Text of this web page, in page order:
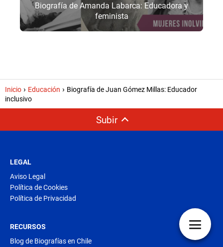
Biografía de Amanda Labarca: Educadora y
feminista
Inicio Educación
Biografía de Juan Gómez Millas: Educador
inclusivo
Subir
LEGAL
Aviso Legal
Política de Cookies
Política de Privacidad
RECURSOS
Blog de Biografías en Chile